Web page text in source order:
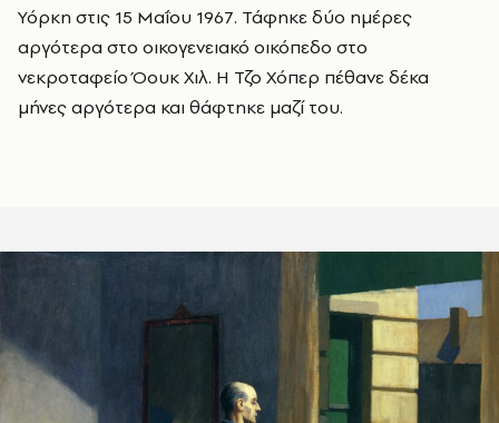
Υόρκη στις 15 Μαΐου 1967. Τάφηκε δύο ημέρες
αργότερα στο οικογενειακό οικόπεδο στο
νεκροταφείο Όουκ Χιλ. Η Τζο Χόπερ πέθανε δέκα
μήνες αργότερα και θάφτηκε μαζί του.